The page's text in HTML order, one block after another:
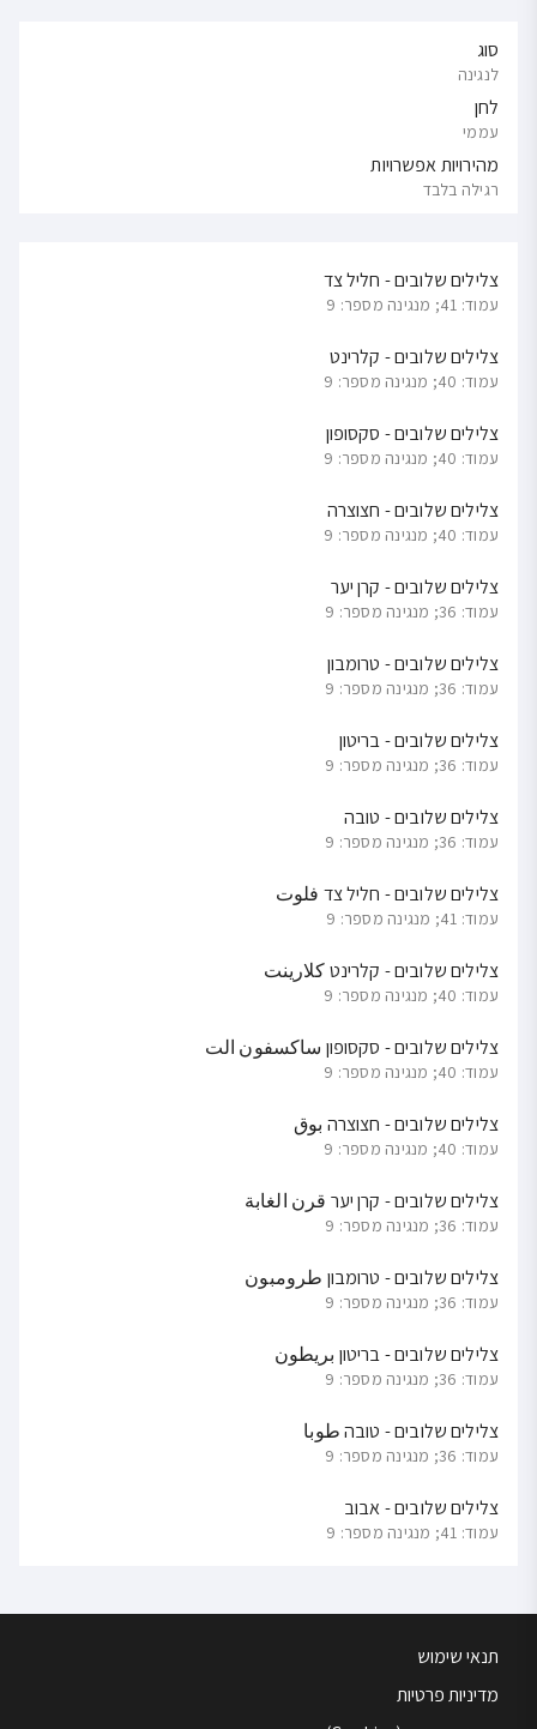
סוג
לנגינה
לחן
עממי
מהירויות אפשרויות
רגילה בלבד
צלילים שלובים - חליל צד
עמוד: 41; מנגינה מספר: 9
צלילים שלובים - קלרינט
עמוד: 40; מנגינה מספר: 9
צלילים שלובים - סקסופון
עמוד: 40; מנגינה מספר: 9
צלילים שלובים - חצוצרה
עמוד: 40; מנגינה מספר: 9
צלילים שלובים - קרן יער
עמוד: 36; מנגינה מספר: 9
צלילים שלובים - טרומבון
עמוד: 36; מנגינה מספר: 9
צלילים שלובים - בריטון
עמוד: 36; מנגינה מספר: 9
צלילים שלובים - טובה
עמוד: 36; מנגינה מספר: 9
צלילים שלובים - חליל צד فلوت
עמוד: 41; מנגינה מספר: 9
צלילים שלובים - קלרינט كلارينت
עמוד: 40; מנגינה מספר: 9
צלילים שלובים - סקסופון ساكسفون الت
עמוד: 40; מנגינה מספר: 9
צלילים שלובים - חצוצרה بوق
עמוד: 40; מנגינה מספר: 9
צלילים שלובים - קרן יער قرن الغابة
עמוד: 36; מנגינה מספר: 9
צלילים שלובים - טרומבון طرومبون
עמוד: 36; מנגינה מספר: 9
צלילים שלובים - בריטון بريطون
עמוד: 36; מנגינה מספר: 9
צלילים שלובים - טובה طوبا
עמוד: 36; מנגינה מספר: 9
צלילים שלובים - אבוב
עמוד: 41; מנגינה מספר: 9
תנאי שימוש
מדיניות פרטיות